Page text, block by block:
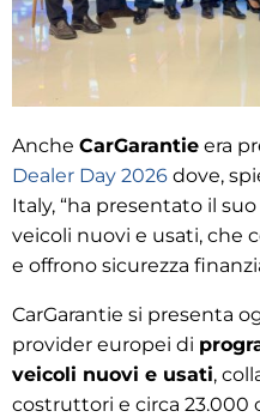
Anche CarGarantie era
Dealer Day 2026 dove,
Italy, “ha presentato il
veicoli nuovi e usati, che
e offrono sicurezza
CarGarantie si presenta
provider europei di
veicoli nuovi e usati,
costruttori e circa 23.000